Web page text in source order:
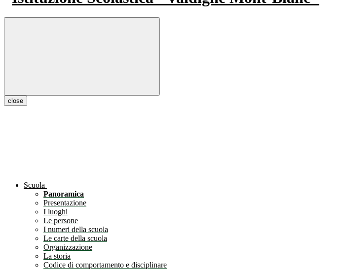
close
Scuola
Panoramica
Presentazione
I luoghi
Le persone
I numeri della scuola
Le carte della scuola
Organizzazione
La storia
Codice di comportamento e disciplinare